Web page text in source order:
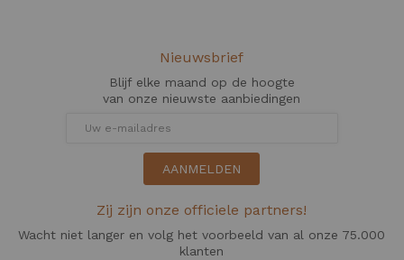
Nieuwsbrief
Blijf elke maand op de hoogte
van onze nieuwste aanbiedingen
AANMELDEN
Zij zijn onze officiele partners!
Wacht niet langer en volg het voorbeeld van al onze 75.000
klanten